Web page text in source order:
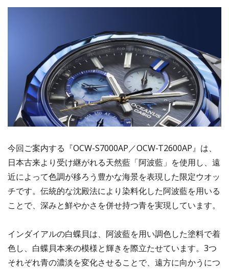
今回ご案内する『OCW-S7000AP／OCW-T2600AP』は、
日本古来より受け継がれる天然藍「阿波藍」を使用し、遠
近によって色調が移ろう豊かな海景を表現した限定ウオッ
チです。伝統的な沈殿法により染料化した阿波藍を用いる
ことで、深みと鮮やかさを併せ持つ青を実現しています。
インダイアルの白蝶貝は、阿波藍を用い調色した塗料で着
色し、白蝶貝本来の模様と輝きを際立たせています。3つ
それぞれ青の濃淡を変化させることで、遠方に向かうにつ